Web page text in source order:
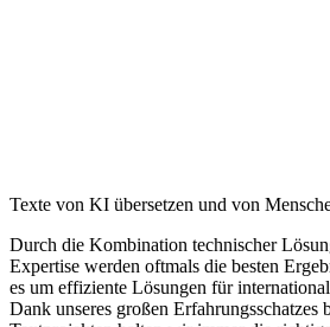
Texte von KI übersetzen und von
Durch die Kombination technischer
Expertise werden oftmals die besten
es um effiziente Lösungen für
Dank unseres großen Erfahrungsschatzes